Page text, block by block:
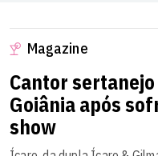
Magazine
Cantor
Goiânia após
show